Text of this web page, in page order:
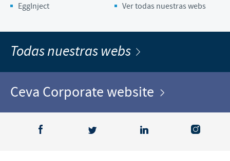
EggInject
Ver todas nuestras webs
Todas nuestras webs
Ceva Corporate website